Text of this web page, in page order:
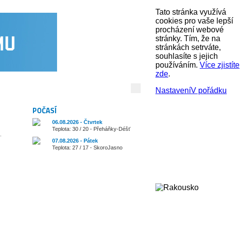
POČASÍ
06.08.2026 - Čtvrtek
Teplota: 30 / 20 - Přeháňky-Déšť
07.08.2026 - Pátek
Teplota: 27 / 17 - SkoroJasno
Tato stránka využívá
cookies pro vaše lepší
procházení webové
stránky. Tím, že na
stránkách setrváte,
souhlasíte s jejich
používáním. Více zjistíte
zde.
NastaveníV pořádku